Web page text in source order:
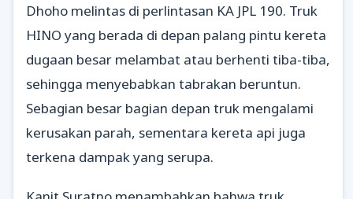
Dhoho melintas di perlintasan KA JPL 190. Truk
HINO yang berada di depan palang pintu kereta
dugaan besar melambat atau berhenti tiba-tiba,
sehingga menyebabkan tabrakan beruntun.
Sebagian besar bagian depan truk mengalami
kerusakan parah, sementara kereta api juga
terkena dampak yang serupa.